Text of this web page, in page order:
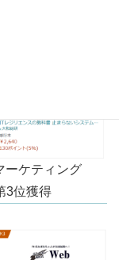
ーケティング
3位獲得